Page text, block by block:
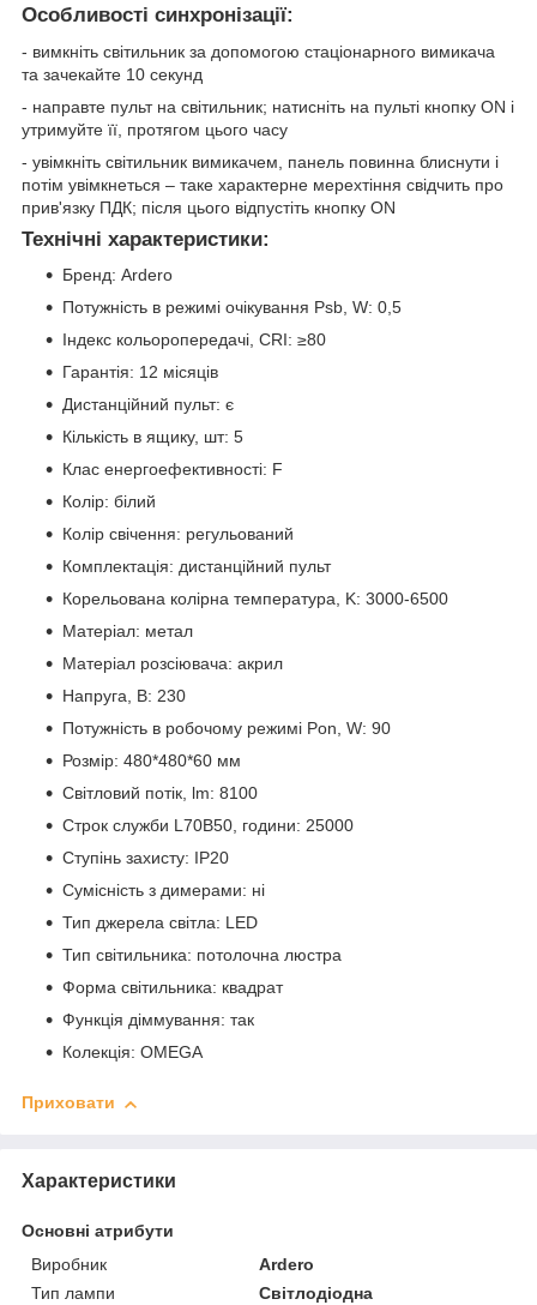
Особливості синхронізації:
- вимкніть світильник за допомогою стаціонарного вимикача
та зачекайте 10 секунд
- направте пульт на світильник; натисніть на пульті кнопку ON і
утримуйте її, протягом цього часу
- увімкніть світильник вимикачем, панель повинна блиснути і
потім увімкнеться – таке характерне мерехтіння свідчить про
прив'язку ПДК; після цього відпустіть кнопку ON
Технічні характеристики:
Бренд: Ardero
Потужність в режимі очікування Psb, W: 0,5
Індекс кольоропередачі, CRI: ≥80
Гарантія: 12 місяців
Дистанційний пульт: є
Кількість в ящику, шт: 5
Клас енергоефективності: F
Колір: білий
Колір свічення: регульований
Комплектація: дистанційний пульт
Корельована колірна температура, K: 3000-6500
Матеріал: метал
Матеріал розсіювача: акрил
Напруга, В: 230
Потужність в робочому режимі Pon, W: 90
Розмір: 480*480*60 мм
Світловий потік, lm: 8100
Строк служби L70B50, години: 25000
Ступінь захисту: IP20
Сумісність з димерами: ні
Тип джерела світла: LED
Тип світильника: потолочна люстра
Форма світильника: квадрат
Функція діммування: так
Колекція: OMEGA
Приховати
Характеристики
Основні атрибути
Виробник
Ardero
Тип лампи
Світлодіодна